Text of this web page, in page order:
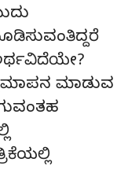
ಮಾಡುವ